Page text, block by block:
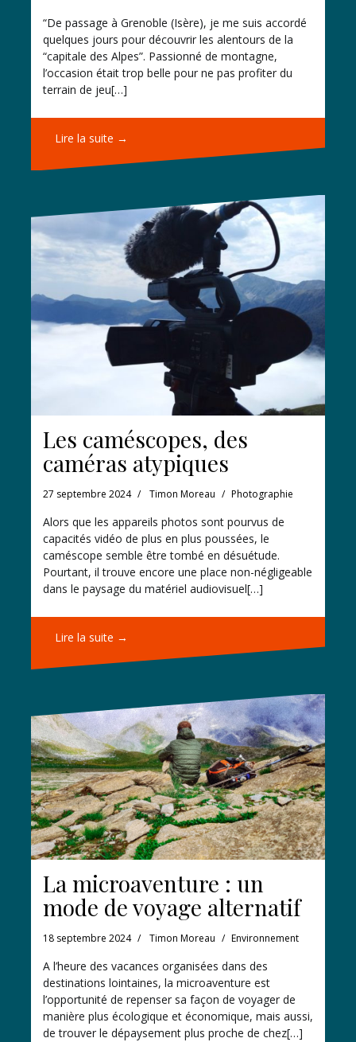
“De passage à Grenoble (Isère), je me suis accordé
quelques jours pour découvrir les alentours de la
“capitale des Alpes”. Passionné de montagne,
l’occasion était trop belle pour ne pas profiter du
terrain de jeu[…]
Lire la suite →
Les caméscopes, des
caméras atypiques
27 septembre 2024 Timon Moreau Photographie
Alors que les appareils photos sont pourvus de
capacités vidéo de plus en plus poussées, le
caméscope semble être tombé en désuétude.
Pourtant, il trouve encore une place non-négligeable
dans le paysage du matériel audiovisuel[…]
Lire la suite →
La microaventure : un
mode de voyage alternatif
18 septembre 2024 Timon Moreau Environnement
A l’heure des vacances organisées dans des
destinations lointaines, la microaventure est
l’opportunité de repenser sa façon de voyager de
manière plus écologique et économique, mais aussi,
de trouver le dépaysement plus proche de chez[…]